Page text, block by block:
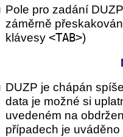
Pole pro zadání
záměrně
klávesy <TAB>)
DUZP je chápán
data je možné si
uvedeném na
případech je